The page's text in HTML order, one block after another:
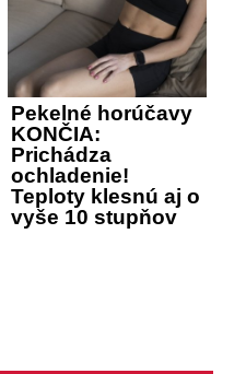
Pekelné horúčavy
KONČIA:
Prichádza
ochladenie!
Teploty klesnú aj o
vyše 10 stupňov